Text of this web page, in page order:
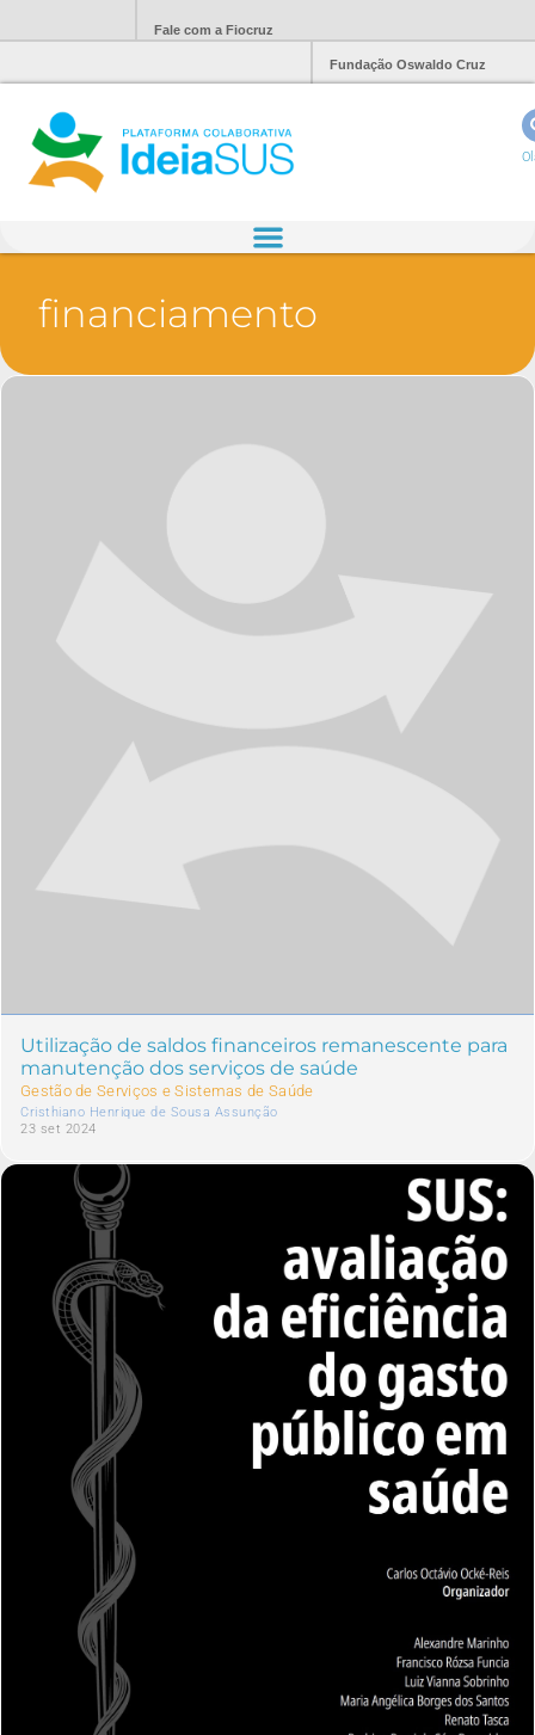
Fale com a Fiocruz
Fundação Oswaldo Cruz
financiamento
Utilização de saldos financeiros remanescente para
manutenção dos serviços de saúde
Gestão de Serviços e Sistemas de Saúde
Cristhiano Henrique de Sousa Assunção
23 set 2024